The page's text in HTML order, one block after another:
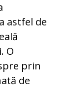
astfel de
O
prin
de